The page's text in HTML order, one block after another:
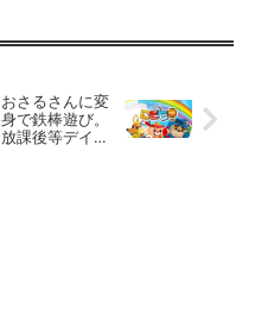
おさるさんに変
身で鉄棒遊び。
放課後等デイサ